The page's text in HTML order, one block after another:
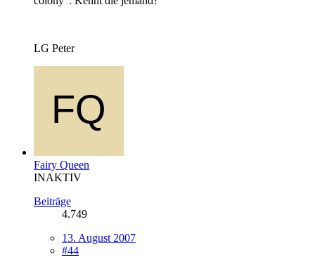
LG Peter
Fairy Queen
INAKTIV
Beiträge
4.749
13. August 2007
#44